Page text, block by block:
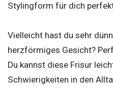
Stylingform für dich
Vielleicht hast du sehr
herzförmiges Gesicht?
Du kannst diese Frisur
Schwierigkeiten in den